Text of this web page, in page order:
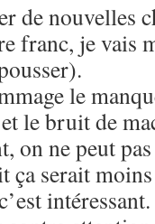
de nouvelles
franc, je vais
le
le bruit de
on ne peut
ça serait